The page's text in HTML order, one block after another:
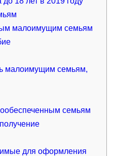
малоимущим семьям
малоимущим семьям,
семьям
для оформления